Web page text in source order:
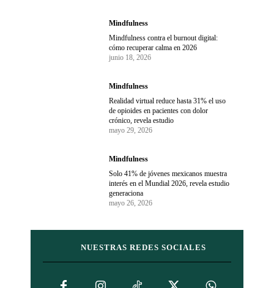
Mindfulness
Mindfulness contra el burnout digital:
cómo recuperar calma en 2026
junio 18, 2026
Mindfulness
Realidad virtual reduce hasta 31% el uso
de opioides en pacientes con dolor
crónico, revela estudio
mayo 29, 2026
Mindfulness
Solo 41% de jóvenes mexicanos muestra
interés en el Mundial 2026, revela estudio
generaciona
mayo 26, 2026
NUESTRAS REDES SOCIALES